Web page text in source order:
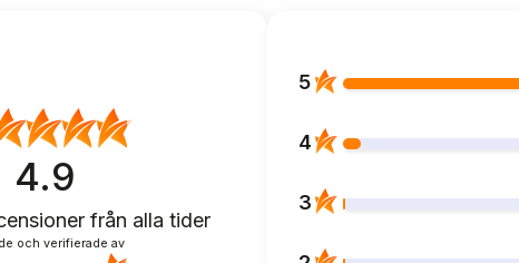
4.9
från alla tider
och verifierade av
5
4
3